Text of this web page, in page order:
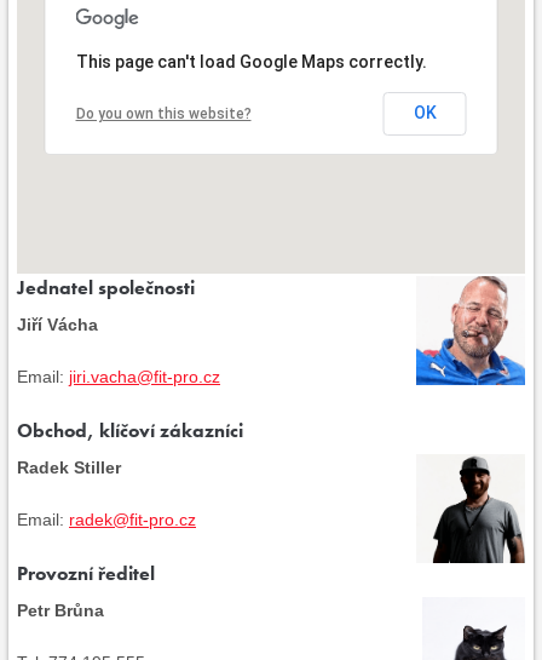
This page can't load Google Maps correctly.
Do you own this website? OK
Jednatel společnosti
Jiří Vácha
Email: jiri.vacha@fit-pro.cz
Obchod, klíčoví zákazníci
Radek Stiller
Email: radek@fit-pro.cz
Provozní ředitel
Petr Brůna